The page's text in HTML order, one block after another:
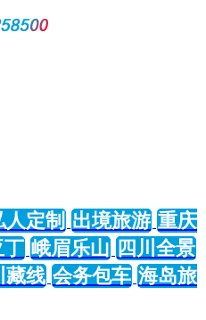
人定制 出境旅游 重庆
丁 峨眉乐山 四川全景
藏线 会务包车 海岛旅